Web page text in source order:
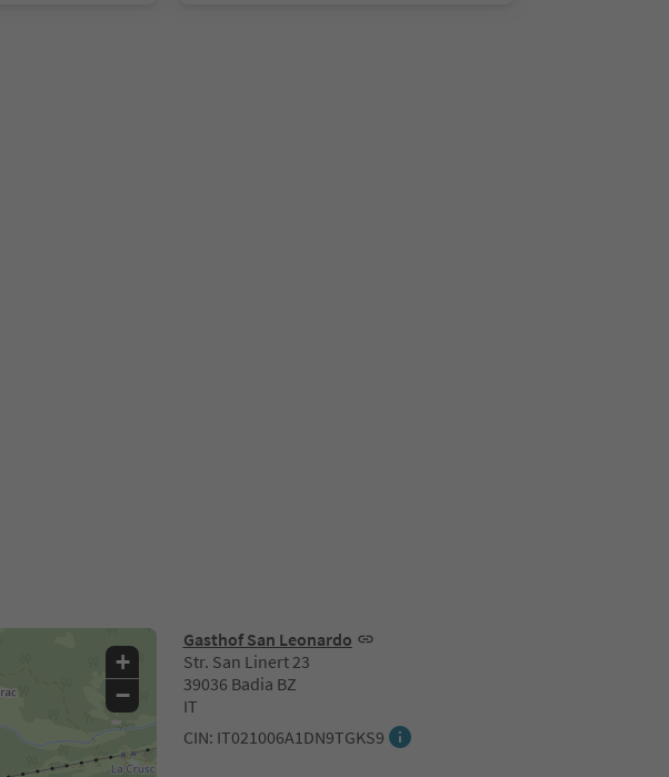
Gasthof San Leonardo
Str. San Linert 23
39036 Badia BZ
IT
CIN: IT021006A1DN9TGKS9
+
−